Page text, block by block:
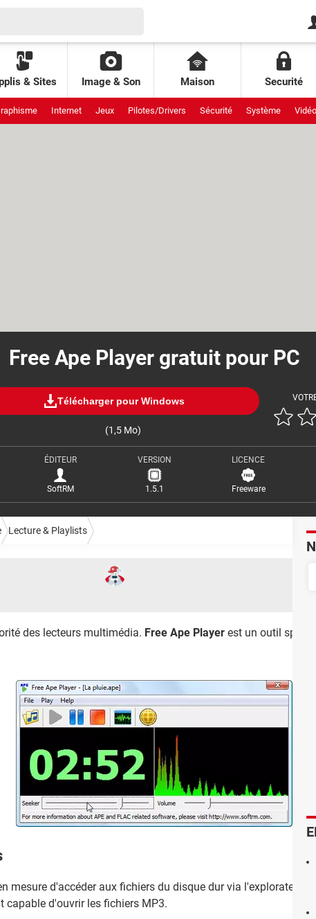
& Sites Image & Son Maison Securité
Internet Jeux Pilotes/Drivers Sécurité Système Vidéo
Free Ape Player gratuit pour PC
Télécharger pour Windows
(1,5 Mo)
ÉDITEUR
SoftRM
VERSION
1.5.1
LICENCE
Freeware
Lecture & Playlists
des lecteurs multimédia. Free Ape Player est un outil
mesure d'accéder aux fichiers du disque dur via l'explorateur
capable d'ouvrir les fichiers MP3.